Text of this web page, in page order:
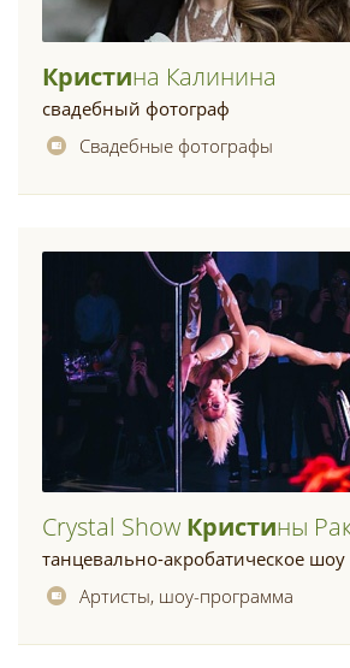
КристиНа Калинина
свадебный фотограф
Свадебные фотографы
Crystal Show КристиНы
танцевально-акробатическое шоу
Артисты, шоу-программа